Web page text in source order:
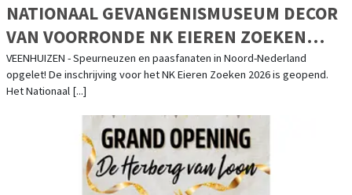
NATIONAAL GEVANGENISMUSEUM DECOR
VAN VOORRONDE NK EIEREN ZOEKEN
2026
VEENHUIZEN - Speurneuzen en paasfanaten in Noord-Nederland
opgelet! De inschrijving voor het NK Eieren Zoeken 2026 is geopend.
Het Nationaal [...]